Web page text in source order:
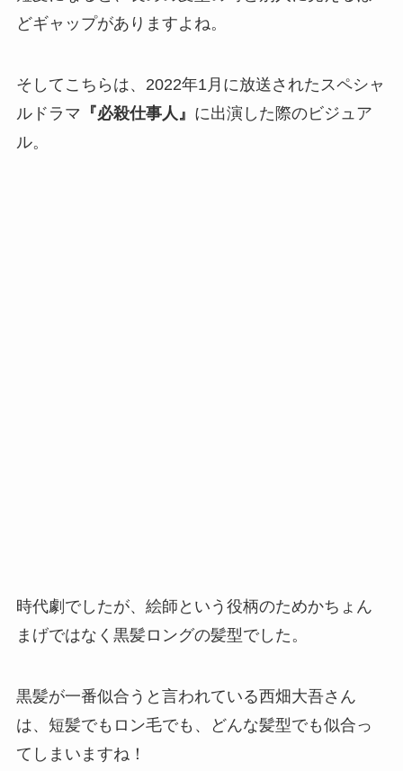
どギャップがありますよね。
そしてこちらは、2022年1月に放送されたスペシャ
ルドラマ 『必殺仕事人』 に出演した際のビジュア
ル。
時代劇でしたが、絵師という役柄のためかちょん
まげではなく 黒髪ロングの髪型でした。
黒髪が一番似合うと言われている西畑大吾さん
は、短髪でもロン毛でも、どんな髪型でも似合っ
てしまいますね！